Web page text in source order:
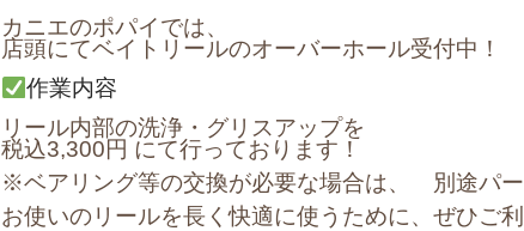
カニエのポパイでは、
店頭にてベイトリールのオーバーホール受付中！
作業内容
リール内部の洗浄・グリスアップを
税込3,300円 にて行っております！
※ベアリング等の交換が必要な場合は、
別途パー
お使いのリールを長く快適に使うために、ぜひご利